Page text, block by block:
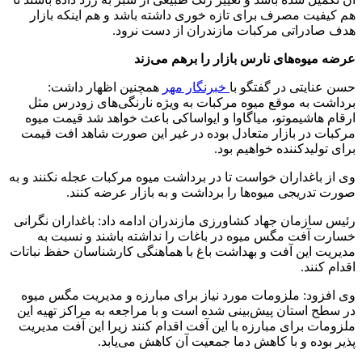
هم کیفیت مصرف برای تازه خوری داشته باشد و هم اینکه بازار
هدف صادراتی مرکبات مازندران از دست نرود.
عرضه میوه‌های نارس بازار را برهم می‌زند
حسن عنایتی در گفتگو با خبرنگار مهر همچنین اظهار داشت:
برداشت به موقع میوه مرکبات به ویژه نارنگی‌های زودرس مثل
ارقام هاشیموتو، میاگاوا و ایواساکی باعث خواهد شد قیمت میوه
مرکبات در بازار متعادل بوده در غیر این صورت شاهد افت قیمت
برای تولیدکننده خواهیم بود.
وی از باغداران خواست تا در برداشت میوه مرکبات عجله نکنند و به
صورت تدریجی میوه‌ها را برداشت و به بازار عرضه کنند.
رئیس سازمان جهاد کشاورزی مازندران ادامه داد: باغداران نگرانی
خسارت آفت مگس میوه در باغات را نداشته باشند و نسبت به
مدیریت این آفت و بهداشت باغ با هماهنگی کارشناسان حفظ نباتات
اقدام کنند.
وی افزود: ملزومات مورد نیاز برای مبارزه و مدیریت مگس میوه
در سطح استان پیش‌بینی شده است و با مراجعه به مراکز تهیه این
ملزومات برای مبارزه با این آفت اقدام کنند زیرا این آفت مدیریت
پذیر بوده و با کاهش دما جمعیت آن کاهش می‌یابد.